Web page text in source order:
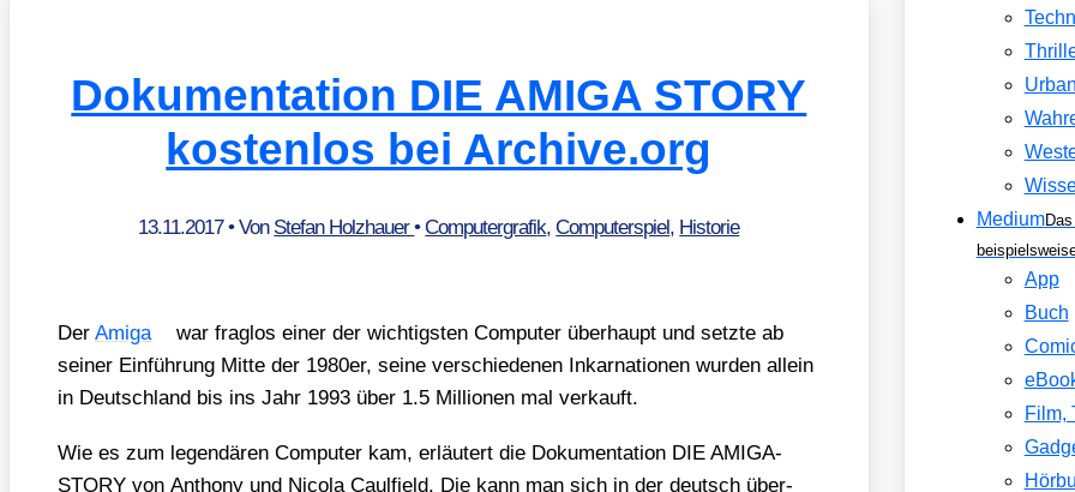
Dokumentation DIE AMIGA STORY
kostenlos bei Archi​ve​.org
13.11.2017• Von Stefan Holzhauer•Computergrafik,Computerspiel, Historie
Der Ami­ga
war frag­los einer der wich­tigs­ten Com­pu­ter über­haupt und setz­te ab
sei­ner Ein­füh­rung Mit­te der 1980er, sei­ne ver­schie­de­nen Inkar­na­tio­nen wur­den allein
in Deutsch­land bis ins Jahr 1993 über 1.5 Mil­lio­nen mal ver­kauft.
Wie es zum legen­dä­ren Com­pu­ter kam, erläu­tert die Doku­men­ta­ti­on DIE AMIGA-
STORY von Antho­ny und Nico­la Caul­field. Die kann man sich in der deutsch über­
Medium
App
Buch
Film,